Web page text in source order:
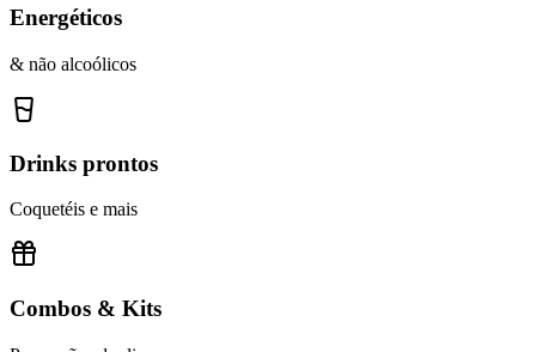
Energéticos
& não alcoólicos
Drinks prontos
Coquetéis e mais
Combos & Kits